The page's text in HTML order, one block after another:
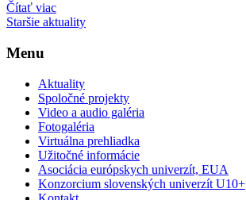
Čítať viac
Staršie aktuality
Menu
Aktuality
Spoločné projekty
Video a audio galéria
Fotogaléria
Virtuálna prehliadka
Užitočné informácie
Asociácia európskych univerzít, EUA
Konzorcium slovenských univerzít U10+